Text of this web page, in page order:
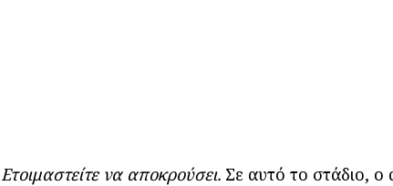
Ετοιμαστείτε να αποκρούσει. Σε αυτό το στάδιο, ο